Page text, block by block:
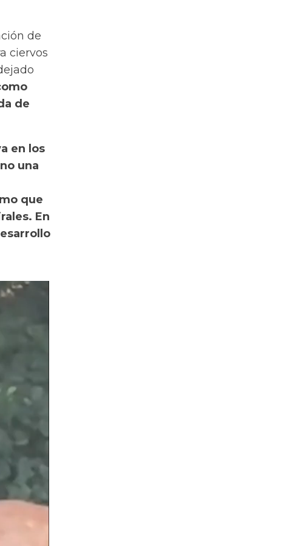
de
ciervos
de
en los
una
que
En